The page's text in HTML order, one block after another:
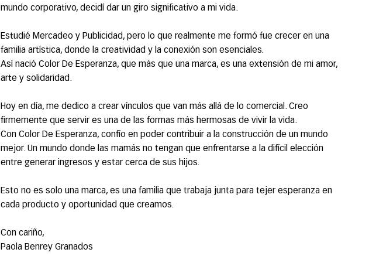
mundo corporativo, decidí dar un giro significativo a mi vida.
Estudié Mercadeo y Publicidad, pero lo que realmente me formó fue crecer en una
familia artística, donde la creatividad y la conexión son esenciales.
Así nació Color De Esperanza, que más que una marca, es una extensión de mi amor,
arte y solidaridad.
Hoy en día, me dedico a crear vínculos que van más allá de lo comercial. Creo
firmemente que servir es una de las formas más hermosas de vivir la vida.
Con Color De Esperanza, confío en poder contribuir a la construcción de un mundo
mejor. Un mundo donde las mamás no tengan que enfrentarse a la difícil elección
entre generar ingresos y estar cerca de sus hijos.
Esto no es solo una marca, es una familia que trabaja junta para tejer esperanza en
cada producto y oportunidad que creamos.
Con cariño,
Paola Benrey Granados